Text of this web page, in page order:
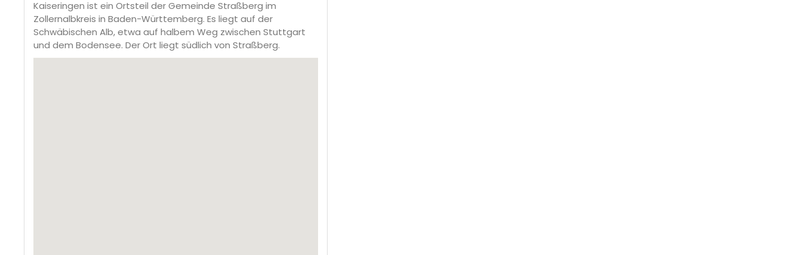
Kaiseringen ist ein Ortsteil der Gemeinde Straßberg im
Zollernalbkreis in Baden-Württemberg. Es liegt auf der
Schwäbischen Alb, etwa auf halbem Weg zwischen Stuttgart
und dem Bodensee. Der Ort liegt südlich von Straßberg.